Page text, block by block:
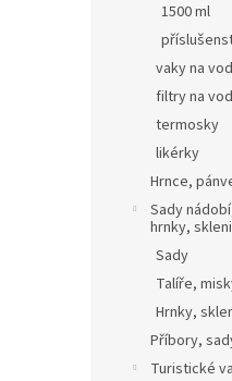
1500 ml
vaky na
filtry na
termosky
likérky
Hrnce,
Sady
hrnky,
Sady
Talíře,
Hrnky,
Příbory,
Turistické